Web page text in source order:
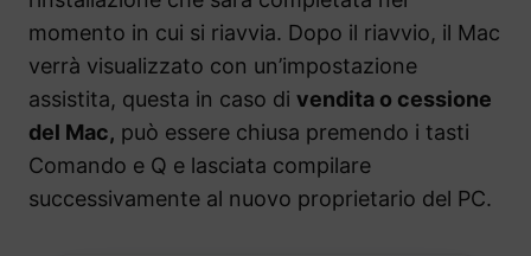
momento in cui si riavvia. Dopo il riavvio, il Mac
verrà visualizzato con un’impostazione
assistita, questa in caso di vendita o cessione
del Mac, può essere chiusa premendo i tasti
Comando e Q e lasciata compilare
successivamente al nuovo proprietario del PC.